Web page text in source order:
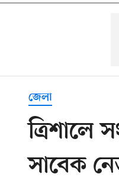
জেলা
ত্রিশালে
সাবেক